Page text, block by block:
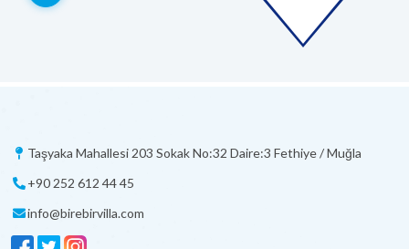
Taşyaka Mahallesi 203 Sokak No:32 Daire:3 Fethiye / Muğla
+90 252 612 44 45
info@birebirvilla.com